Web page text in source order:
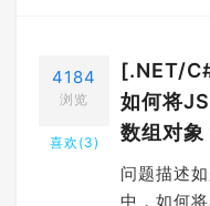
4184
浏览
喜欢(3)
[.NET/
如何将
数组对象
问题描述
中，如何